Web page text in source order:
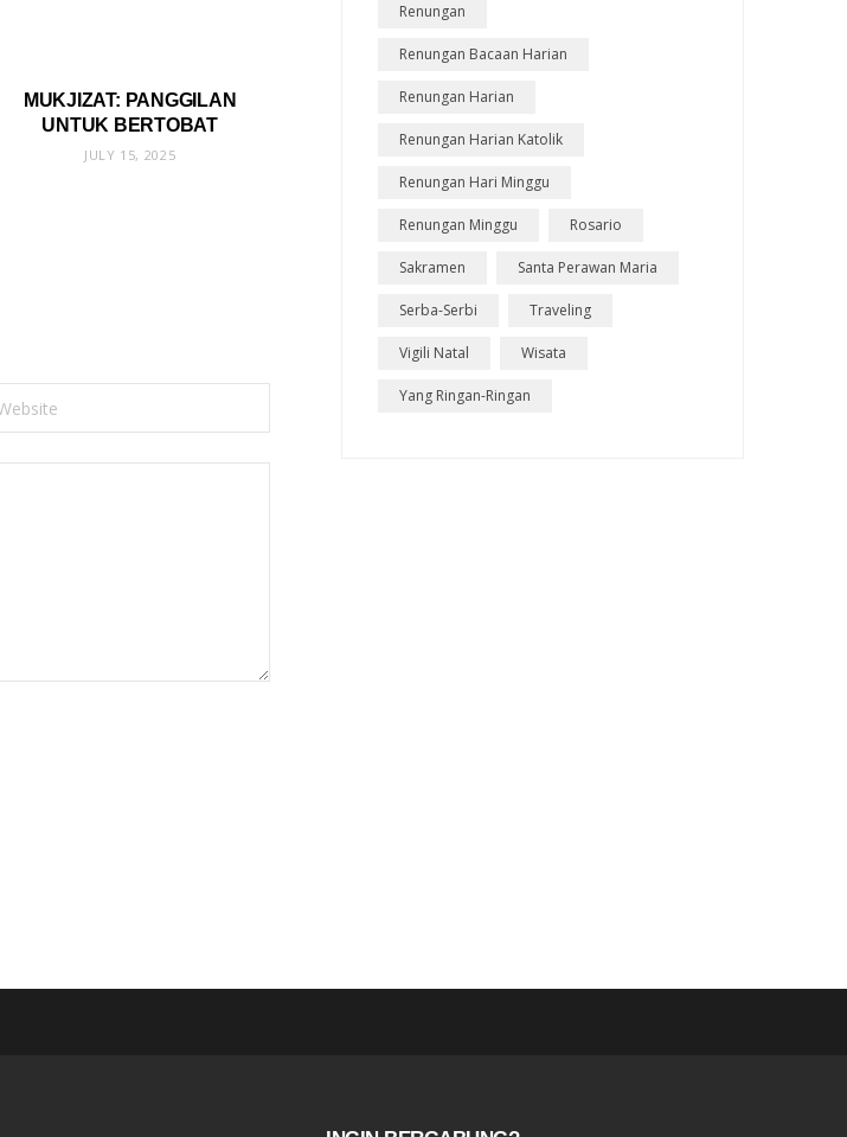
MUKJIZAT: PANGGILAN
UNTUK BERTOBAT
JULY 15, 2025
Renungan
Renungan Bacaan Harian
Renungan Harian
Renungan Harian Katolik
Renungan Hari Minggu
Renungan Minggu Rosario
Sakramen Santa Perawan Maria
Serba-Serbi Traveling
Vigili Natal Wisata
Yang Ringan-Ringan